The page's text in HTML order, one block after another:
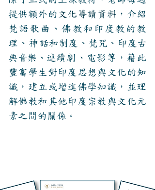
提供額外的 文化導讀資料 ，介紹
梵語歌曲、佛教和印度教的教
理、神 話和制度、梵咒、印度古
典音樂、 連續劇、電影等，藉此
豐富學生對印度思想與文化的知
識，建立或增進佛學知識，並理
解佛教和其他印度宗教與文化元
素之間的關係。